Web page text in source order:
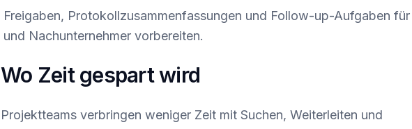
Freigaben, Protokollzusammenfassungen und Follow-up-Aufgaben
und Nachunternehmer vorbereiten.
Wo Zeit gespart wird
Projektteams verbringen weniger Zeit mit Suchen, Weiterleiten und